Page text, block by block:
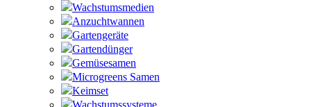
Wachstumsmedien
Anzuchtwannen
Gartengeräte
Gartendünger
Gemüsesamen
Microgreens Samen
Keimset
Wachstumssysteme